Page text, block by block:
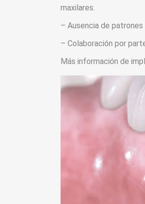
maxilares.
– Ausencia de patrones
– Colaboración por
Más información de